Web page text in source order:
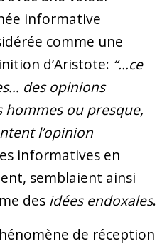
informative
comme une
d’Aristote: “…ce
des opinions
hommes ou presque,
l’opinion
informatives en
semblaient ainsi
des idées endoxales.
de réception